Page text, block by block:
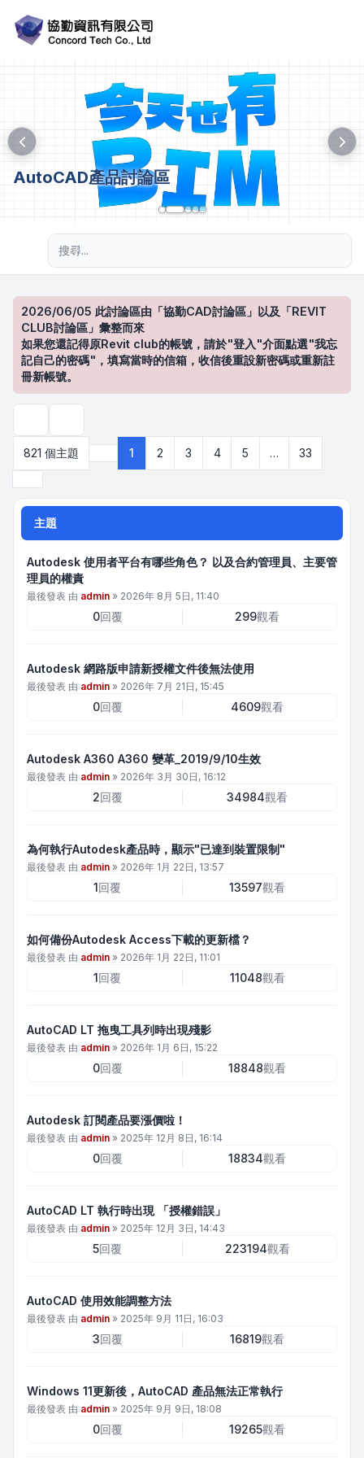
AutoCAD產品討論區
2026/06/05 此討論區由「協勤CAD討論區」以及「REVIT
CLUB討論區」彙整而來
如果您還記得原Revit club的帳號，請於"登入"介面點選"我忘
記自己的密碼"，填寫當時的信箱，收信後重設新密碼或重新註
冊新帳號。
821 個主題
第1 頁 (共 33 頁)
1 2 3 4 5 …
33
主題
Autodesk 使用者平台有哪些角色？ 以及合約管理員、主要管
理員的權責
最後發表 由 admin » 2026年 8月 5日, 11:40
0回覆 299觀看
Autodesk 網路版申請新授權文件後無法使用
最後發表 由 admin » 2026年 7月 21日, 15:45
0回覆 4609觀看
Autodesk A360 A360 變革_2019/9/10生效
最後發表 由 admin » 2026年 3月 30日, 16:12
2回覆 34984觀看
為何執行Autodesk產品時，顯示"已達到裝置限制"
最後發表 由 admin » 2026年 1月 22日, 13:57
1回覆 13597觀看
如何備份Autodesk Access下載的更新檔？
最後發表 由 admin » 2026年 1月 22日, 11:01
1回覆 11048觀看
AutoCAD LT 拖曳工具列時出現殘影
最後發表 由 admin » 2026年 1月 6日, 15:22
0回覆 18848觀看
Autodesk 訂閱產品要漲價啦！
最後發表 由 admin » 2025年 12月 8日, 16:14
0回覆 18834觀看
AutoCAD LT 執行時出現 「授權錯誤」
最後發表 由 admin » 2025年 12月 3日, 14:43
5回覆 223194觀看
AutoCAD 使用效能調整方法
最後發表 由 admin » 2025年 9月 11日, 16:03
3回覆 16819觀看
Windows 11更新後，AutoCAD 產品無法正常執行
最後發表 由 admin » 2025年 9月 9日, 18:08
0回覆 19265觀看